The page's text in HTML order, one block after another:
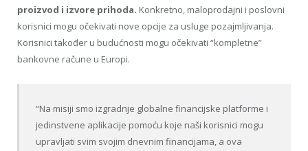
proizvod i izvore prihoda. Konkretno, maloprodajni i poslovni
korisnici mogu očekivati ​​nove opcije za usluge pozajmljivanja.
Korisnici također u budućnosti mogu očekivati “kompletne”
bankovne račune u Europi.
“Na misiji smo izgradnje globalne financijske platforme i
jedinstvene aplikacije pomoću koje naši korisnici mogu
upravljati svim svojim dnevnim financijama, a ova